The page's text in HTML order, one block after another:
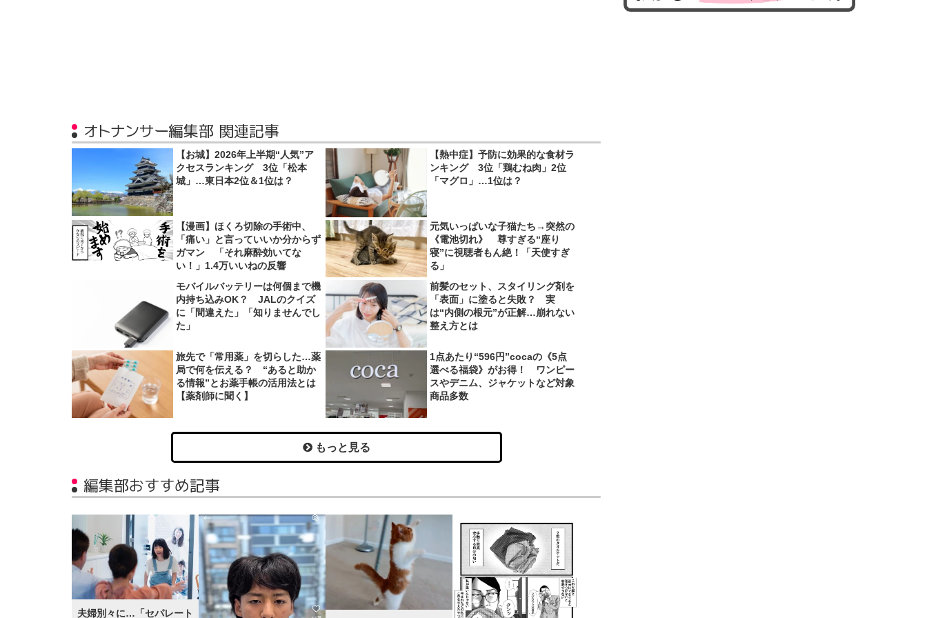
オトナンサー編集部 関連記事
【お城】2026年上半期“人気”ア
クセスランキング 3位「松本
城」…東日本2位＆1位は？
【熱中症】予防に効果的な食材ラ
ンキング 3位「鶏むね肉」2位
「マグロ」…1位は？
【漫画】ほくろ切除の手術中、
「痛い」と言っていいか分からず
ガマン 「それ麻酔効いてな
い！」1.4万いいねの反響
元気いっぱいな子猫たち→突然の
《電池切れ》 尊すぎる“座り
寝”に視聴者もん絶！「天使すぎ
る」
モバイルバッテリーは何個まで機
内持ち込みOK？ JALのクイズ
に「間違えた」「知りませんでし
た」
前髪のセット、スタイリング剤を
「表面」に塗ると失敗？ 実
は“内側の根元”が正解…崩れない
整え方とは
旅先で「常用薬」を切らした…薬
局で何を伝える？ “あると助か
る情報”とお薬手帳の活用法とは
【薬剤師に聞く】
1点あたり“596円”cocaの《5点
選べる福袋》がお得！ ワンピー
スやデニム、ジャケットなど対象
商品多数
もっと見る
編集部おすすめ記事
夫婦別々に…「セパレート